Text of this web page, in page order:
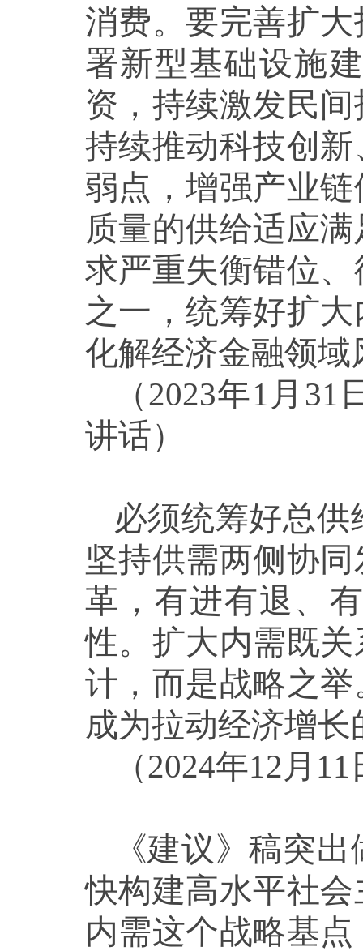
消费。要完善扩
署新型基础设施
资，持续激发民
持续推动科技创
弱点，增强产业
质量的供给适应
求严重失衡错位
之一，统筹好扩
化解经济金融领域
（2023年1月
讲话）
必须统筹好总
坚持供需两侧协
革，有进有退、
性。扩大内需既
计，而是战略之
成为拉动经济增
（2024年12月
《建议》稿突
快构建高水平社
内需这个战略基